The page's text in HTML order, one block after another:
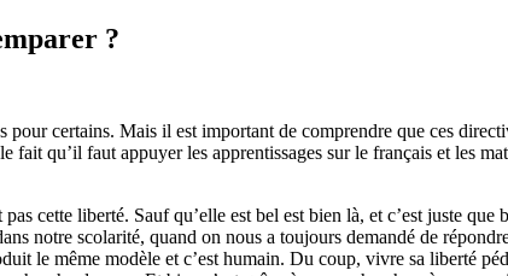
?
certains. Mais il est important de comprendre que ces
qu’il faut appuyer les apprentissages sur le français et les
cette liberté. Sauf qu’elle est bel est bien là, et c’est juste
notre scolarité, quand on nous a toujours demandé de
le même modèle et c’est humain. Du coup, vivre sa liberté